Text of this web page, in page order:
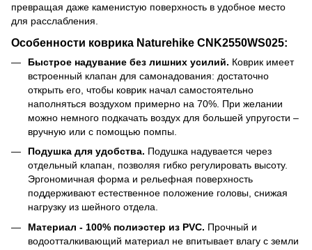
превращая даже каменистую поверхность в удобное место
для расслабления.
Особенности коврика Naturehike CNK2550WS025:
Быстрое надувание без лишних усилий. Коврик имеет
встроенный клапан для самонадования: достаточно
открыть его, чтобы коврик начал самостоятельно
наполняться воздухом примерно на 70%. При желании
можно немного подкачать воздух для большей упругости –
вручную или с помощью помпы.
Подушка для удобства. Подушка надувается через
отдельный клапан, позволяя гибко регулировать высоту.
Эргономичная форма и рельефная поверхность
поддерживают естественное положение головы, снижая
нагрузку из шейного отдела.
Материал - 100% полиэстер из PVC. Прочный и
водоотталкивающий материал не впитывает влагу с земли